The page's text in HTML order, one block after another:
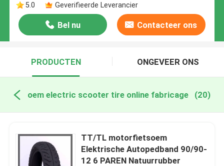
5.0
Geverifieerde Leverancier
Bel nu Contacteer ons
PRODUCTEN ONGEVEER ONS
oem electric scooter tire online fabricage (20)
TT/TL motorfietsoem
Elektrische Autopedband 90/90-
12 6 PAREN Natuurrubber